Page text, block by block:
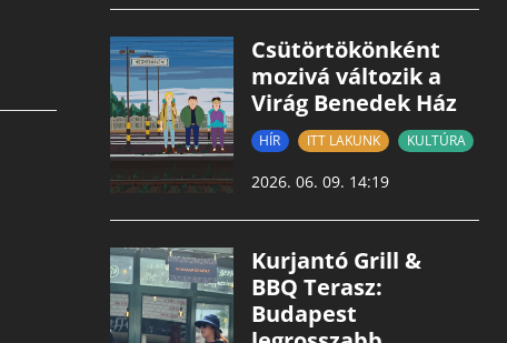
Csütörtökönként
mozivá változik a
Virág Benedek Ház
HÍR ITT LAKUNK KULTÚRA
2026. 06. 09. 14:19
Kurjantó Grill &
BBQ Terasz:
Budapest